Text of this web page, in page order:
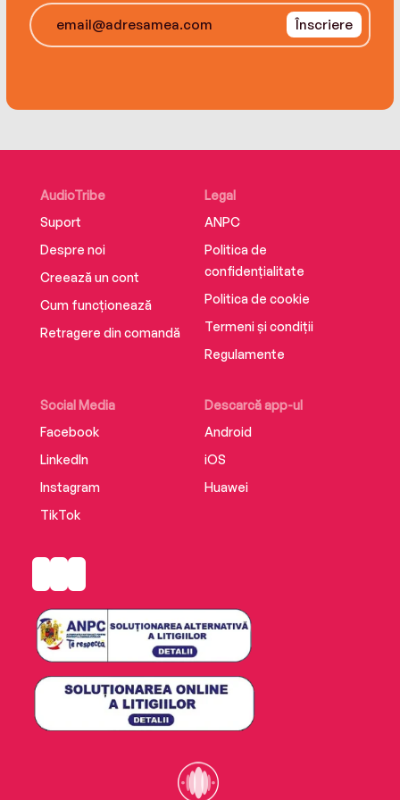
Înscriere
AudioTribe
Suport
Despre noi
Creează un cont
Cum funcționează
Retragere din comandă
Social Media
Facebook
LinkedIn
Instagram
TikTok
Descarcă app-ul
Android
iOS
Huawei
Legal
ANPC
Politica de
confidențialitate
Politica de cookie
Termeni și condiții
Regulamente